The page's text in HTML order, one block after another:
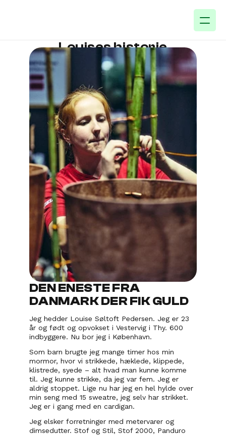
Louises historie
DEN ENESTE FRA
DANMARK DER FIK GULD
Jeg hedder Louise Søltoft Pedersen. Jeg er 23
år og født og opvokset i Vestervig i Thy. 600
indbyggere. Nu bor jeg i København.
Som barn brugte jeg mange timer hos min
mormor, hvor vi strikkede, hæklede, klippede,
klistrede, syede – alt hvad man kunne komme
til. Jeg kunne strikke, da jeg var fem. Jeg er
aldrig stoppet. Lige nu har jeg en hel hylde over
min seng med 15 sweatre, jeg selv har strikket.
Jeg er i gang med en cardigan.
Jeg elsker forretninger med metervarer og
dimsedutter. Stof og Stil, Stof 2000, Panduro